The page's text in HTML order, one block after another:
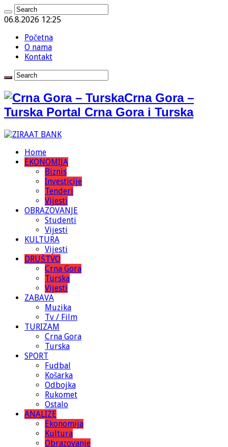
06.8.2026 12:25
Početna
O nama
Kontakt
Crna Gora –
Turska Portal Crna Gora i Turska
Home
EKONOMIJA
Biznis
Investicije
Tenderi
Vijesti
OBRAZOVANJE
Studenti
Vijesti
KULTURA
Vijesti
DRUŠTVO
Crna Gora
Turska
Vijesti
ZABAVA
Muzika
Tv / Film
TURIZAM
Crna Gora
Turska
SPORT
Fudbal
Košarka
Odbojka
Rukomet
Ostalo
ANALIZE
Ekonomija
Kultura
Obrazovanje